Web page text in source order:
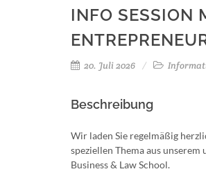
INFO SESSION
20. Juli 2026
Beschreibung
Wir laden Sie regelmäßig
speziellen Thema aus
Business & Law School.